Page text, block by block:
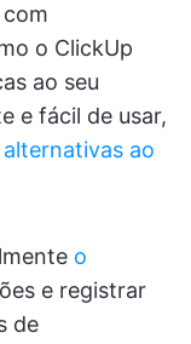
o ClickUp
ao seu
e fácil de usar,
ao
o
e registrar
de